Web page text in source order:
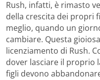
Rush, infatti, è rimasto
della crescita dei propri
meglio, quando un
cambiare. Questa
licenziamento di Rush.
dover lasciare il proprio
figli devono